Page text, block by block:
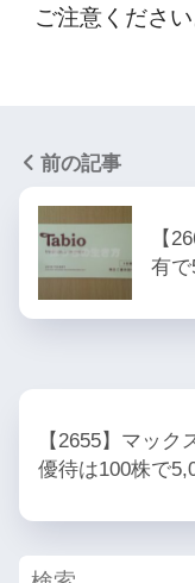
ご注意くださ
前の記事
【
有
【2655】マッ
優待は100株で